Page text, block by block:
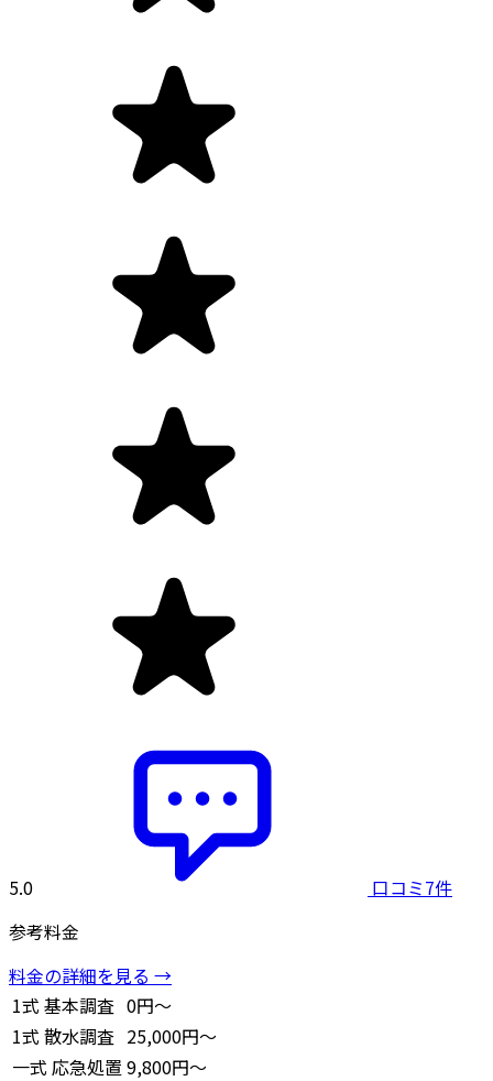
5.0
口コミ7件
参考料金
料金の詳細を見る →
1式 基本調査 0円～
1式 散水調査 25,000円～
一式 応急処置 9,800円～